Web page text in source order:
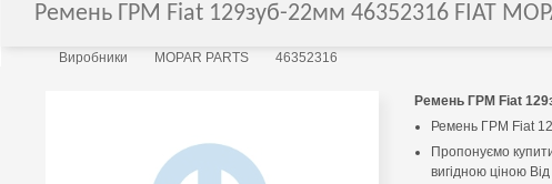
Ремень ГРМ Fiat 129зуб-22мм 46352316 FIAT
Виробники MOPAR PARTS 46352316
Ремень ГРМ Fiat
Ремень ГРМ Fiat
Пропонуємо
вигідною ціною Від